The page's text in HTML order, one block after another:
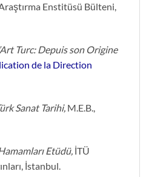
Enstitüsü Bülteni,
Turc: Depuis son Origine
de la Direction
Sanat Tarihi, M.E.B.,
Etüdü, İTÜ
İstanbul.